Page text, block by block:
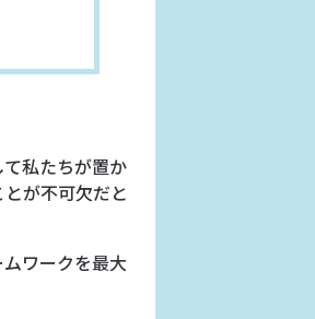
私たちが置か
が不可欠だと
ワークを最大